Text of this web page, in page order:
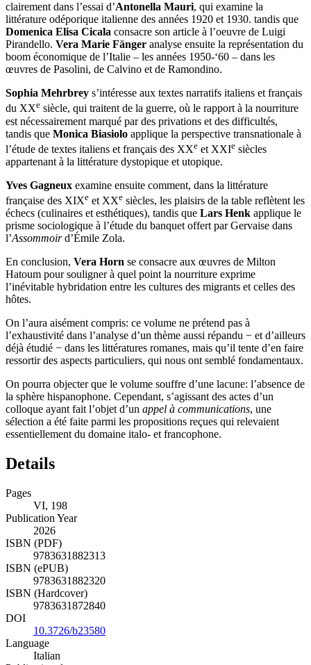
Ce conflit dans les habitudes alimentaires se manifeste encore plus
clairement dans l’essai d’Antonella Mauri, qui examine la
littérature odéporique italienne des années 1920 et 1930. tandis que
Domenica Elisa Cicala consacre son article à l’oeuvre de Luigi
Pirandello.Vera Marie Fängeranalyse ensuite la représentation du
boom économique de l’Italie – les années 1950-‘60 – dans les
Sophia Mehrbrey s’intéresse aux textes narratifs italiens et français
du XXesiècle, qui traitent de la guerre, où le rapport à la nourriture
est nécessairement marqué par des privations et des difficultés,
tandis queMonica Biasioloapplique la perspective transnationale à
l’étude de textes italiens et français des XXeet XXI
Yves Gagneuxexamine ensuite comment, dans la littérature
française des XIX eet XXesiècles, les plaisirs de la table reflètent les
échecs (culinaires et esthétiques), tandis queLars Henkapplique le
prisme sociologique à l’étude du banquet offert par Gervaise dans
En conclusion,Vera Hornse consacre aux œuvres de Milton
Hatoum pour souligner à quel point la nourriture exprime
l’inévitable hybridation entre les cultures des migrants et celles des
On l’aura aisément compris: ce volume ne prétend pas à
l’exhaustivité dans l’analyse d’un thème aussi répandu − et d’ailleurs
déjà étudié − dans les littératures romanes, mais qu’il tente d’en faire
On pourra objecter que le volume souffre d’une lacune: l’absence de
la sphère hispanophone. Cependant, s’agissant des actes d’un
colloque ayant fait l’objet d’unappel à communications, une
sélection a été faite parmi les propositions reçues qui relevaient
VI, 198
Publication Year
2026
ISBN (PDF)
9783631882313
ISBN (ePUB)
9783631882320
ISBN (Hardcover)
10.3726/b23580
Language